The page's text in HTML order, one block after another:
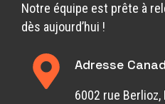
Notre équipe est prête à
dès aujourd’hui !
Adresse
6002 rue Berlioz,